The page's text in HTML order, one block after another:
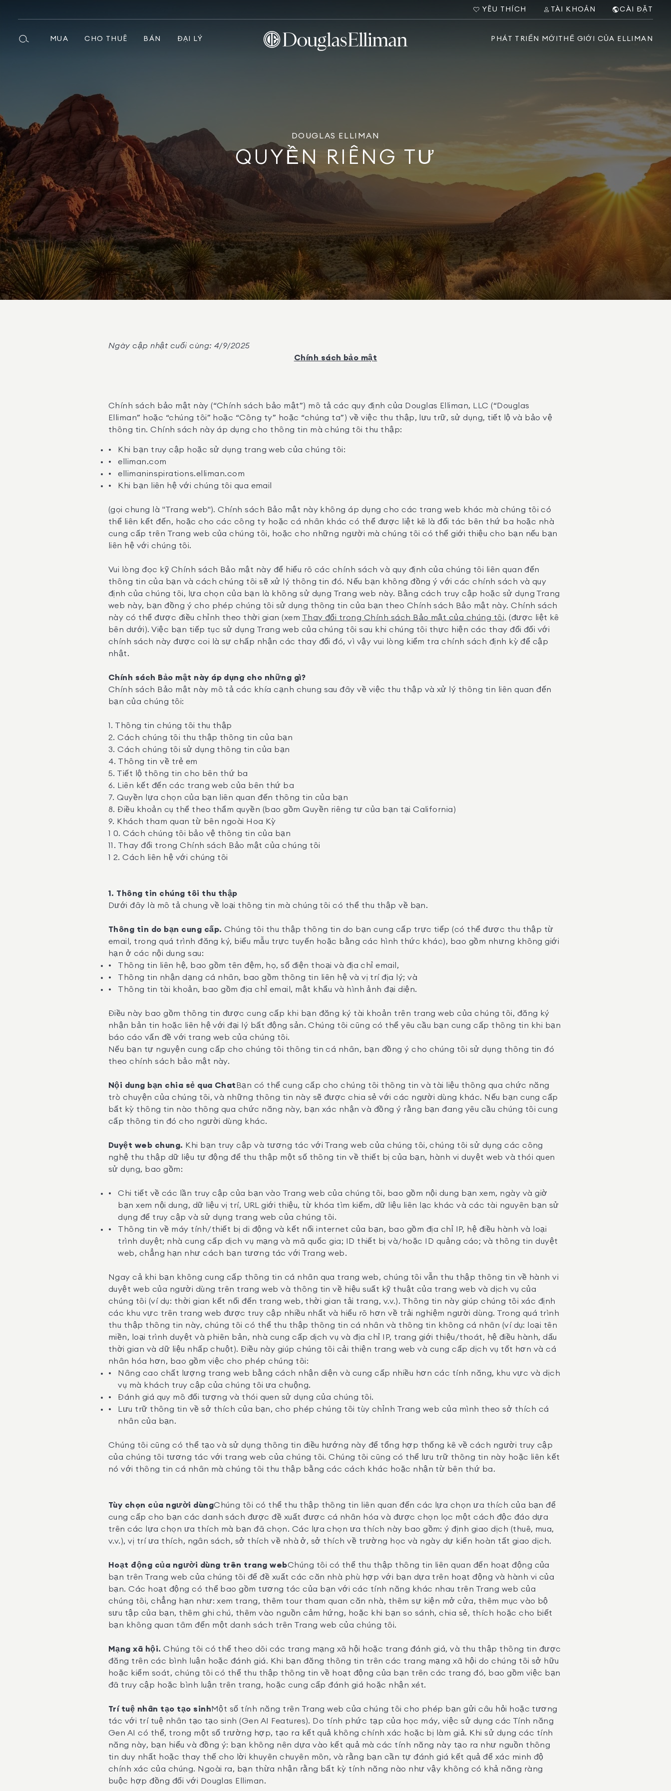
YÊU THÍCH TÀI KHOẢN CÀI ĐẶT
MUA CHO THUÊ BÁN ĐẠI LÝ PHÁT TRIỂN MỚI THẾ GIỚI CỦA ELLIMAN
DOUGLAS ELLIMAN
QUYỀN RIÊNG TƯ
Ngày cập nhật cuối cùng: 4/9/2025
Chính sách bảo mật
Chính sách bảo mật này (“Chính sách bảo mật”) mô tả các quy định của Douglas Elliman, LLC (“Douglas
Elliman” hoặc “chúng tôi” hoặc “Công ty” hoặc “chúng ta”) về việc thu thập, lưu trữ, sử dụng, tiết lộ và bảo vệ
thông tin. Chính sách này áp dụng cho thông tin mà chúng tôi thu thập:
Khi bạn truy cập hoặc sử dụng trang web của chúng tôi:
elliman.com
ellimaninspirations.elliman.com
Khi bạn liên hệ với chúng tôi qua email
(gọi chung là "Trang web"). Chính sách Bảo mật này không áp dụng cho các trang web khác mà chúng tôi có
thể liên kết đến, hoặc cho các công ty hoặc cá nhân khác có thể được liệt kê là đối tác bên thứ ba hoặc nhà
cung cấp trên Trang web của chúng tôi, hoặc cho những người mà chúng tôi có thể giới thiệu cho bạn nếu bạn
liên hệ với chúng tôi.
Vui lòng đọc kỹ Chính sách Bảo mật này để hiểu rõ các chính sách và quy định của chúng tôi liên quan đến
thông tin của bạn và cách chúng tôi sẽ xử lý thông tin đó. Nếu bạn không đồng ý với các chính sách và quy
định của chúng tôi, lựa chọn của bạn là không sử dụng Trang web này. Bằng cách truy cập hoặc sử dụng Trang
web này, bạn đồng ý cho phép chúng tôi sử dụng thông tin của bạn theo Chính sách Bảo mật này. Chính sách
này có thể được điều chỉnh theo thời gian (xem Thay đổi trong Chính sách Bảo mật của chúng tôi, (được liệt kê
bên dưới). Việc bạn tiếp tục sử dụng Trang web của chúng tôi sau khi chúng tôi thực hiện các thay đổi đối với
chính sách này được coi là sự chấp nhận các thay đổi đó, vì vậy vui lòng kiểm tra chính sách định kỳ để cập
nhật.
Chính sách Bảo mật này áp dụng cho những gì?
Chính sách Bảo mật này mô tả các khía cạnh chung sau đây về việc thu thập và xử lý thông tin liên quan đến
bạn của chúng tôi:
1. Thông tin chúng tôi thu thập
2. Cách chúng tôi thu thập thông tin của bạn
3. Cách chúng tôi sử dụng thông tin của bạn
4. Thông tin về trẻ em
5. Tiết lộ thông tin cho bên thứ ba
6. Liên kết đến các trang web của bên thứ ba
7. Quyền lựa chọn của bạn liên quan đến thông tin của bạn
8. Điều khoản cụ thể theo thẩm quyền (bao gồm Quyền riêng tư của bạn tại California)
9. Khách tham quan từ bên ngoài Hoa Kỳ
1 0. Cách chúng tôi bảo vệ thông tin của bạn
11. Thay đổi trong Chính sách Bảo mật của chúng tôi
1 2. Cách liên hệ với chúng tôi
1. Thông tin chúng tôi thu thập
Dưới đây là mô tả chung về loại thông tin mà chúng tôi có thể thu thập về bạn.
Thông tin do bạn cung cấp. Chúng tôi thu thập thông tin do bạn cung cấp trực tiếp (có thể được thu thập từ
email, trong quá trình đăng ký, biểu mẫu trực tuyến hoặc bằng các hình thức khác), bao gồm nhưng không giới
hạn ở các nội dung sau:
Thông tin liên hệ, bao gồm tên đệm, họ, số điện thoại và địa chỉ email,
Thông tin nhận dạng cá nhân, bao gồm thông tin liên hệ và vị trí địa lý; và
Thông tin tài khoản, bao gồm địa chỉ email, mật khẩu và hình ảnh đại diện.
Điều này bao gồm thông tin được cung cấp khi bạn đăng ký tài khoản trên trang web của chúng tôi, đăng ký
nhận bản tin hoặc liên hệ với đại lý bất động sản. Chúng tôi cũng có thể yêu cầu bạn cung cấp thông tin khi bạn
báo cáo vấn đề với trang web của chúng tôi.
Nếu bạn tự nguyện cung cấp cho chúng tôi thông tin cá nhân, bạn đồng ý cho chúng tôi sử dụng thông tin đó
theo chính sách bảo mật này.
Nội dung bạn chia sẻ qua Chat Bạn có thể cung cấp cho chúng tôi thông tin và tài liệu thông qua chức năng
trò chuyện của chúng tôi, và những thông tin này sẽ được chia sẻ với các người dùng khác. Nếu bạn cung cấp
bất kỳ thông tin nào thông qua chức năng này, bạn xác nhận và đồng ý rằng bạn đang yêu cầu chúng tôi cung
cấp thông tin đó cho người dùng khác.
Duyệt web chung. Khi bạn truy cập và tương tác với Trang web của chúng tôi, chúng tôi sử dụng các công
nghệ thu thập dữ liệu tự động để thu thập một số thông tin về thiết bị của bạn, hành vi duyệt web và thói quen
sử dụng, bao gồm:
Chi tiết về các lần truy cập của bạn vào Trang web của chúng tôi, bao gồm nội dung bạn xem, ngày và giờ
bạn xem nội dung, dữ liệu vị trí, URL giới thiệu, từ khóa tìm kiếm, dữ liệu liên lạc khác và các tài nguyên bạn sử
dụng để truy cập và sử dụng trang web của chúng tôi.
Thông tin về máy tính/thiết bị di động và kết nối internet của bạn, bao gồm địa chỉ IP, hệ điều hành và loại
trình duyệt; nhà cung cấp dịch vụ mạng và mã quốc gia; ID thiết bị và/hoặc ID quảng cáo; và thông tin duyệt
web, chẳng hạn như cách bạn tương tác với Trang web.
Ngay cả khi bạn không cung cấp thông tin cá nhân qua trang web, chúng tôi vẫn thu thập thông tin về hành vi
duyệt web của người dùng trên trang web và thông tin về hiệu suất kỹ thuật của trang web và dịch vụ của
chúng tôi (ví dụ: thời gian kết nối đến trang web, thời gian tải trang, v.v.). Thông tin này giúp chúng tôi xác định
các khu vực trên trang web được truy cập nhiều nhất và hiểu rõ hơn về trải nghiệm người dùng. Trong quá trình
thu thập thông tin này, chúng tôi có thể thu thập thông tin cá nhân và thông tin không cá nhân (ví dụ: loại tên
miền, loại trình duyệt và phiên bản, nhà cung cấp dịch vụ và địa chỉ IP, trang giới thiệu/thoát, hệ điều hành, dấu
thời gian và dữ liệu nhấp chuột). Điều này giúp chúng tôi cải thiện trang web và cung cấp dịch vụ tốt hơn và cá
nhân hóa hơn, bao gồm việc cho phép chúng tôi:
Nâng cao chất lượng trang web bằng cách nhận diện và cung cấp nhiều hơn các tính năng, khu vực và dịch
vụ mà khách truy cập của chúng tôi ưa chuộng.
Đánh giá quy mô đối tượng và thói quen sử dụng của chúng tôi.
Lưu trữ thông tin về sở thích của bạn, cho phép chúng tôi tùy chỉnh Trang web của mình theo sở thích cá
nhân của bạn.
Chúng tôi cũng có thể tạo và sử dụng thông tin điều hướng này để tổng hợp thống kê về cách người truy cập
của chúng tôi tương tác với trang web của chúng tôi. Chúng tôi cũng có thể lưu trữ thông tin này hoặc liên kết
nó với thông tin cá nhân mà chúng tôi thu thập bằng các cách khác hoặc nhận từ bên thứ ba.
Tùy chọn của người dùngChúng tôi có thể thu thập thông tin liên quan đến các lựa chọn ưa thích của bạn để
cung cấp cho bạn các danh sách được đề xuất được cá nhân hóa và được chọn lọc một cách độc đáo dựa
trên các lựa chọn ưa thích mà bạn đã chọn. Các lựa chọn ưa thích này bao gồm: ý định giao dịch (thuê, mua,
v.v.), vị trí ưa thích, ngân sách, sở thích về nhà ở, sở thích về trường học và ngày dự kiến hoàn tất giao dịch.
Hoạt động của người dùng trên trang webChúng tôi có thể thu thập thông tin liên quan đến hoạt động của
bạn trên Trang web của chúng tôi để đề xuất các căn nhà phù hợp với bạn dựa trên hoạt động và hành vi của
bạn. Các hoạt động có thể bao gồm tương tác của bạn với các tính năng khác nhau trên Trang web của
chúng tôi, chẳng hạn như: xem trang, thêm tour tham quan căn nhà, thêm sự kiện mở cửa, thêm mục vào bộ
sưu tập của bạn, thêm ghi chú, thêm vào nguồn cảm hứng, hoặc khi bạn so sánh, chia sẻ, thích hoặc cho biết
bạn không quan tâm đến một danh sách trên Trang web của chúng tôi.
Mạng xã hội. Chúng tôi có thể theo dõi các trang mạng xã hội hoặc trang đánh giá, và thu thập thông tin được
đăng trên các bình luận hoặc đánh giá. Khi bạn đăng thông tin trên các trang mạng xã hội do chúng tôi sở hữu
hoặc kiểm soát, chúng tôi có thể thu thập thông tin về hoạt động của bạn trên các trang đó, bao gồm việc bạn
đã truy cập hoặc bình luận trên trang, hoặc cung cấp đánh giá hoặc nhận xét.
Trí tuệ nhân tạo tạo sinh Một số tính năng trên Trang web của chúng tôi cho phép bạn gửi câu hỏi hoặc tương
tác với trí tuệ nhân tạo tạo sinh (Gen AI Features). Do tính phức tạp của học máy, việc sử dụng các Tính năng
Gen AI có thể, trong một số trường hợp, tạo ra kết quả không chính xác hoặc bị làm giả. Khi sử dụng các tính
năng này, bạn hiểu và đồng ý: bạn không nên dựa vào kết quả mà các tính năng này tạo ra như nguồn thông
tin duy nhất hoặc thay thế cho lời khuyên chuyên môn, và rằng bạn cần tự đánh giá kết quả để xác minh độ
chính xác của chúng. Ngoài ra, bạn thừa nhận rằng bất kỳ tính năng nào như vậy không có khả năng ràng
buộc hợp đồng đối với Douglas Elliman.